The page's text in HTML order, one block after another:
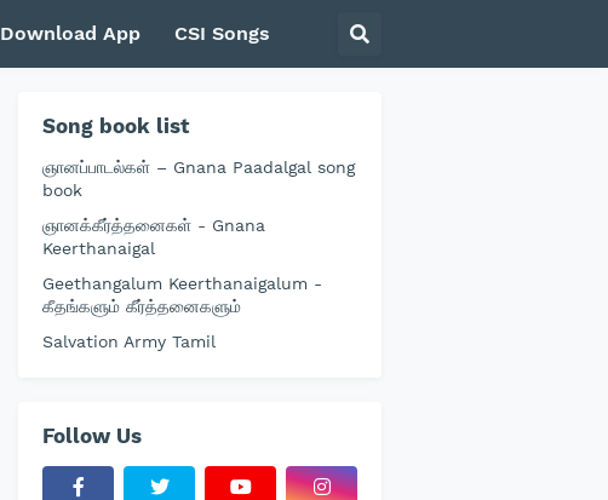
Download App CSI Songs
Song book list
ஞானப்பாடல்கள் – Gnana Paadalgal song
book
ஞானக்கீர்த்தனைகள் - Gnana
Keerthanaigal
Geethangalum Keerthanaigalum -
கீதங்களும் கீர்த்தனைகளும்
Salvation Army Tamil
Follow Us